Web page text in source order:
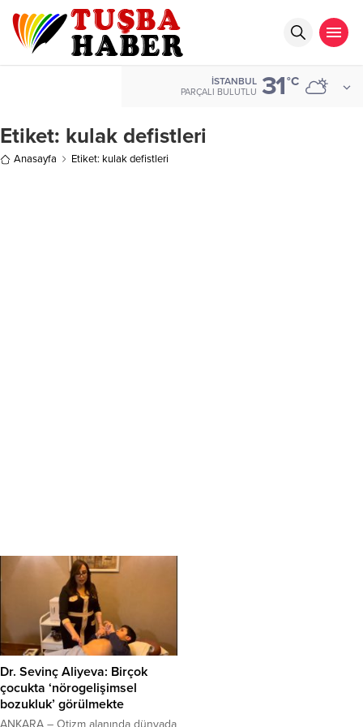
İSTANBUL
PARÇALI BULUTLU 31°C
Etiket: kulak defistleri
Anasayfa Etiket: kulak defistleri
Dr. Sevinç Aliyeva: Birçok
çocukta ‘nörogelişimsel
bozukluk’ görülmekte